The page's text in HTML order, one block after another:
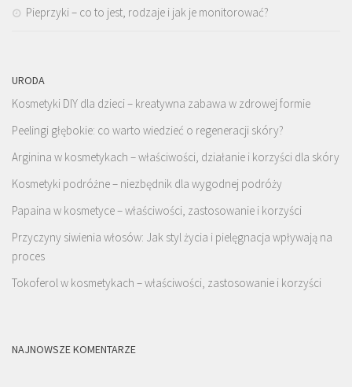
Pieprzyki – co to jest, rodzaje i jak je monitorować?
URODA
Kosmetyki DIY dla dzieci – kreatywna zabawa w zdrowej formie
Peelingi głębokie: co warto wiedzieć o regeneracji skóry?
Arginina w kosmetykach – właściwości, działanie i korzyści dla skóry
Kosmetyki podróżne – niezbędnik dla wygodnej podróży
Papaina w kosmetyce – właściwości, zastosowanie i korzyści
Przyczyny siwienia włosów: Jak styl życia i pielęgnacja wpływają na
proces
Tokoferol w kosmetykach – właściwości, zastosowanie i korzyści
NAJNOWSZE KOMENTARZE